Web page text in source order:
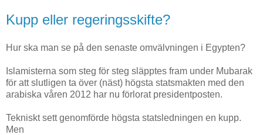
Kupp eller regeringsskifte?
Hur ska man se på den senaste omvälvningen i Egypten?
Islamisterna som steg för steg släpptes fram under Mubarak
för att slutligen ta över (näst) högsta statsmakten med den
arabiska våren 2012 har nu förlorat presidentposten.
Tekniskt sett genomförde högsta statsledningen en kupp.
Men